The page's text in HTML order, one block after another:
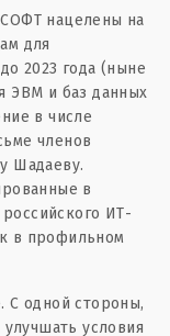
нацелены на
для
2023 года (ныне
ЭВМ и баз данных
в числе
членов
Шадаеву.
в
ИТ-
в профильном
С одной стороны,
условия